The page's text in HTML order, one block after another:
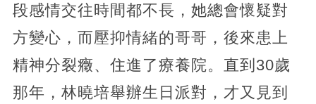
段感情交往時間都不長，她總會懷疑對
方變心，而壓抑情緒的哥哥，後來患上
精神分裂癥、住進了療養院。直到30歲
那年，林曉培舉辦生日派對，才又見到